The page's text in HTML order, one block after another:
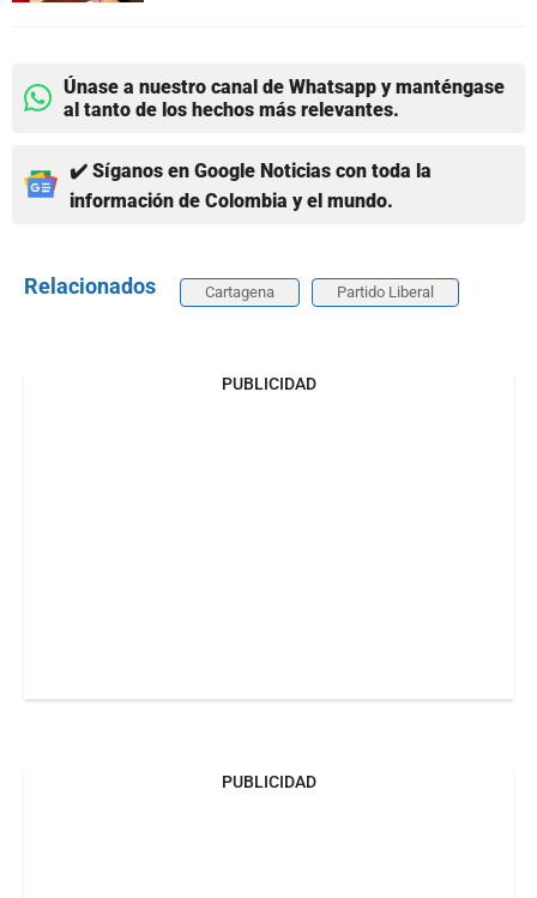
Únase a nuestro canal de Whatsapp y manténgase
al tanto de los hechos más relevantes.
✔️ Síganos en Google Noticias con toda la
información de Colombia y el mundo.
Relacionados Cartagena Partido Liberal
PUBLICIDAD
PUBLICIDAD